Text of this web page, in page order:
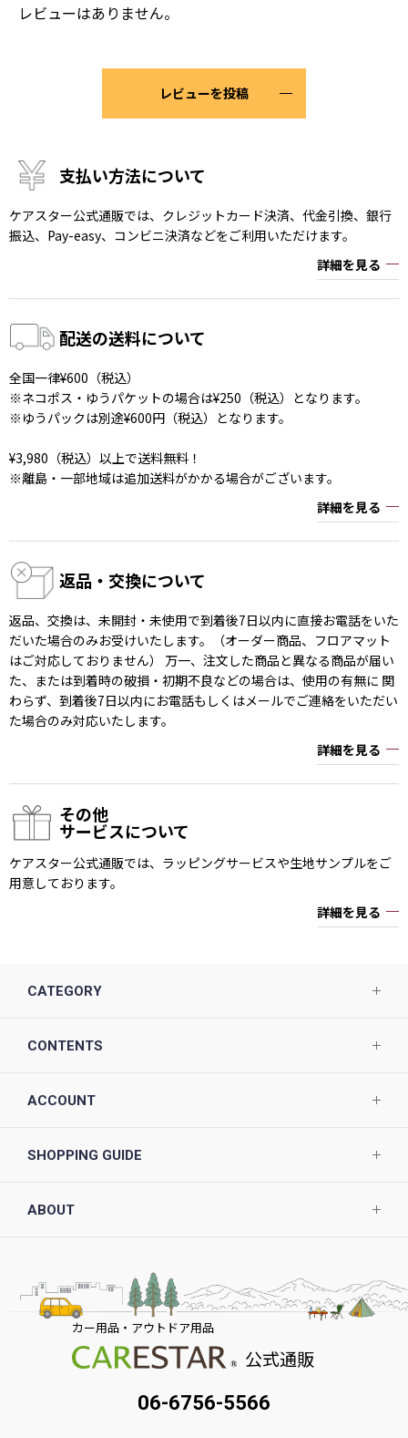
レビューはありません。
レビューを投稿
支払い方法について
ケアスター公式通販では、クレジットカード決済、代金引換、銀行
振込、Pay-easy、コンビニ決済などをご利用いただけます。
詳細を見る
配送の送料について
全国一律¥600（税込）
※ネコポス・ゆうパケットの場合は¥250（税込）となります。
※ゆうパックは別途¥600円（税込）となります。
¥3,980（税込）以上で送料無料！
※離島・一部地域は追加送料がかかる場合がございます。
詳細を見る
返品・交換について
返品、交換は、未開封・未使用で到着後7日以内に直接お電話をいた
だいた場合のみお受けいたします。（オーダー商品、フロアマット
はご対応しておりません） 万一、注文した商品と異なる商品が届い
た、または到着時の破損・初期不良などの場合は、使用の有無に 関
わらず、到着後7日以内にお電話もしくはメールでご連絡をいただい
た場合のみ対応いたします。
詳細を見る
その他
サービスについて
ケアスター公式通販では、ラッピングサービスや生地サンプルをご
用意しております。
詳細を見る
CATEGORY
CONTENTS
ACCOUNT
SHOPPING GUIDE
ABOUT
カー用品・アウトドア用品
公式通販
06-6756-5566